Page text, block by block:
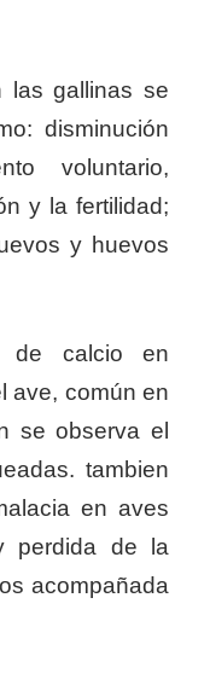
las gallinas se
disminución
voluntario,
y la fertilidad;
y huevos
de calcio en
ave, común en
se observa el
tambien
en aves
perdida de la
acompañada